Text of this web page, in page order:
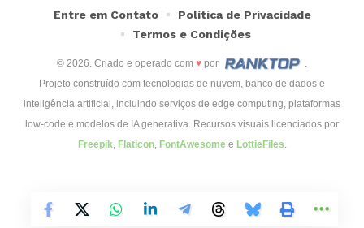
© 2026. Criado e operado com ♥ por
.
Projeto construído com tecnologias de nuvem, banco de dados e
inteligência artificial, incluindo serviços de edge computing, plataformas
low-code e modelos de IA generativa. Recursos visuais licenciados por
Freepik, Flaticon, FontAwesomee LottieFiles.
Entre em Contato
Política de Privacidade
Termos e Condições